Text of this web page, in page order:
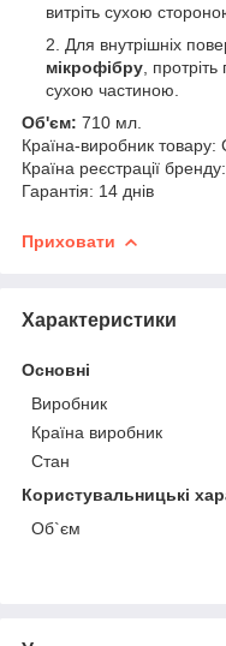
витріть сухою
Для внутрішніх
мікрофібру ,
сухою частиною.
Об'єм: 710 мл.
Країна-виробник
Країна реєстрації
Гарантія: 14 днів
Приховати
Характеристики
Основні
Виробник
Країна виробник
Стан
Користувальницькі
Об`єм